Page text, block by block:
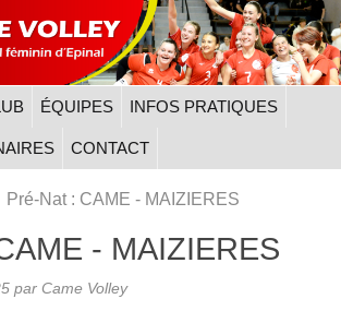
ÉQUIPES INFOS PRATIQUES
CONTACT
Pré-Nat : CAME - MAIZIERES
- MAIZIERES
par Came Volley
des cookies